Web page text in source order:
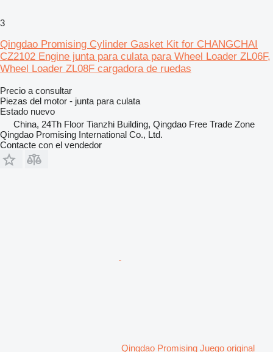
3
Qingdao Promising Cylinder Gasket Kit for CHANGCHAI
CZ2102 Engine junta para culata para Wheel Loader ZL06F,
Wheel Loader ZL08F cargadora de ruedas
Precio a consultar
Piezas del motor - junta para culata
Estado nuevo
China, 24Th Floor Tianzhi Building, Qingdao Free Trade Zone
Qingdao Promising International Co., Ltd.
Contacte con el vendedor
Qingdao Promising Juego original